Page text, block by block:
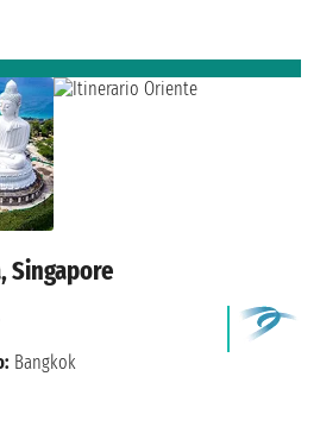
Singapore
Bangkok